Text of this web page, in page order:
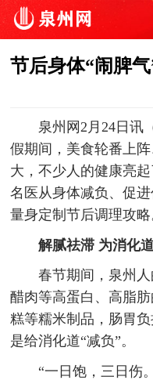
节后身体“闹脾
泉州网2月24日讯
假期间，美食轮番上
大，不少人的健康亮
名医从身体减负、促
量身定制节后调理攻略
解腻祛滞 为消化
春节期间，泉州人
醋肉等高蛋白、高脂
糕等糯米制品，肠胃
是给消化道“减负”。
“一日饱，三日伤